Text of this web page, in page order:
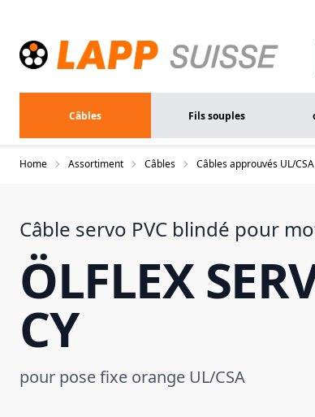
Câbles Fils souples
Home Assortiment Câbles Câbles approuvés UL/CSA
Câble servo PVC blindé pour
ÖLFLEX
CY
pour pose fixe orange UL/CSA